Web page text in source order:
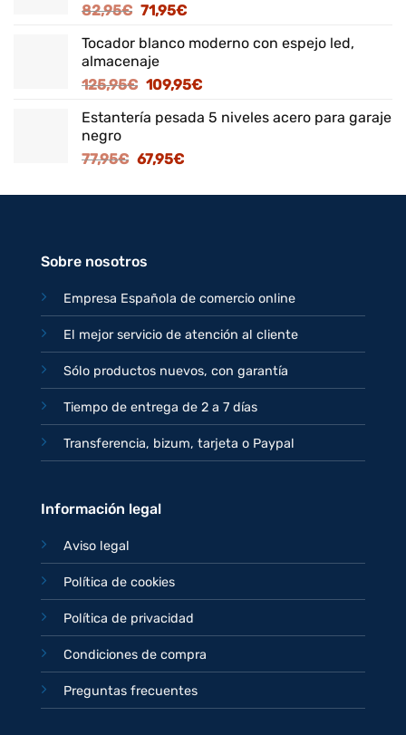
82,95€ El
original
era:
82,95€.
71,95€El
actual
71,95€.
Tocador blanco moderno con espejo led,
almacenaje
125,95€ El
original
125,95€.
109,95€El
actual
Estantería pesada 5 niveles acero para garaje
negro
77,95€ El
original
67,95€El
actual
Sobre nosotros
Empresa Española de comercio online
El mejor servicio de atención al cliente
Sólo productos nuevos, con garantía
Tiempo de entrega de 2 a 7 días
Transferencia, bizum, tarjeta o Paypal
Información legal
Aviso legal
Política de cookies
Política de privacidad
Condiciones de compra
Preguntas frecuentes